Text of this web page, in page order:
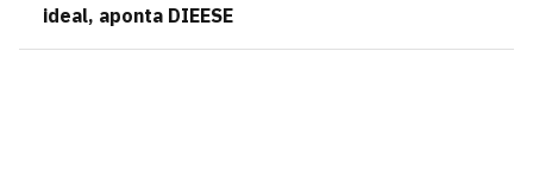
ideal, aponta DIEESE